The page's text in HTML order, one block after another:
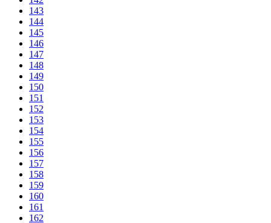
143
144
145
146
147
148
149
150
151
152
153
154
155
156
157
158
159
160
161
162